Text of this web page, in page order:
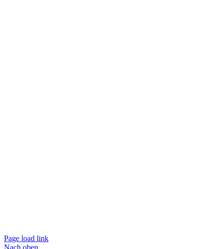
Page load link
Nach oben